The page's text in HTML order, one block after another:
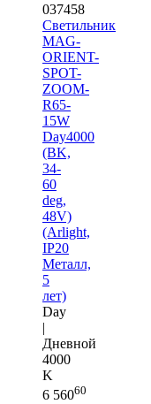
037458
Светильник
MAG-
ORIENT-
SPOT-
ZOOM-
R65-
15W
Day4000
(BK,
34-
60
deg,
48V)
(Arlight,
IP20
Металл,
5
лет)
Day
|
Дневной
4000
K
6 56060